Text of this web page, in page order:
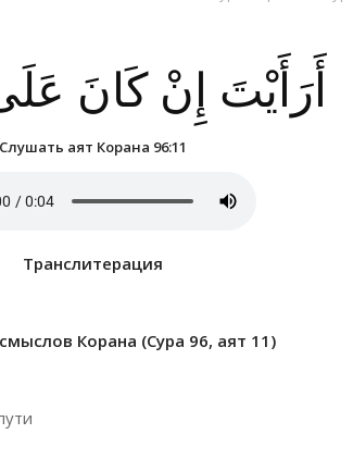
أَرَأَيْتَ إِنْ كَانَ
Слушать аят Корана 96:11
Транслитерация
Корана (Сура 96, аят 11)